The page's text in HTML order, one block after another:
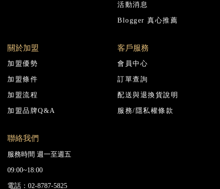
活動消息
Blogger 真心推薦
關於加盟
加盟優勢
加盟條件
加盟流程
加盟品牌Q&A
客戶服務
會員中心
訂單查詢
配送與退換貨說明
服務/隱私權條款
聯絡我們
服務時間 週一至週五
09:00~18:00
電話：02-8787-5825